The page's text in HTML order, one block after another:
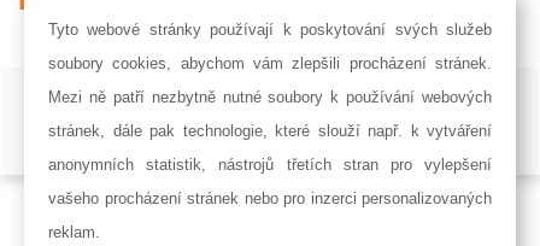
ISSN 1802-8535 © 2009 - 2026 AF POWER agency a.s. |
Nastavení
Railsformers s.r.o.
Tyto webové stránky používají k poskytování svých služeb
soubory cookies, abychom vám zlepšili procházení stránek.
Mezi ně patří nezbytně nutné soubory k používání webových
stránek, dále pak technologie, které slouží např. k vytváření
anonymních statistik, nástrojů třetích stran pro vylepšení
vašeho procházení stránek nebo pro inzerci personalizovaných
reklam.